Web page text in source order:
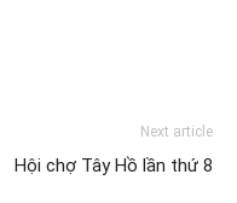
Next article
Hội chợ Tây Hồ lần thứ 8